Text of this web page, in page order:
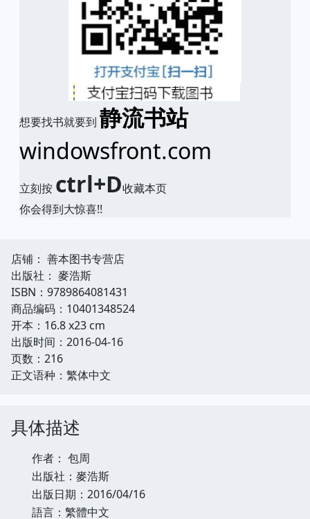
想要找书就要到 静流书站
windowsfront.com
立刻按 ctrl+D收藏本页
你会得到大惊喜!!
店铺： 善本图书专营店
出版社： 麥浩斯
ISBN：9789864081431
商品编码：10401348524
开本：16.8 x23 cm
出版时间：2016-04-16
页数：216
正文语种：繁体中文
具体描述
作者： 包周
出版社：麥浩斯
出版日期：2016/04/16
語言：繁體中文